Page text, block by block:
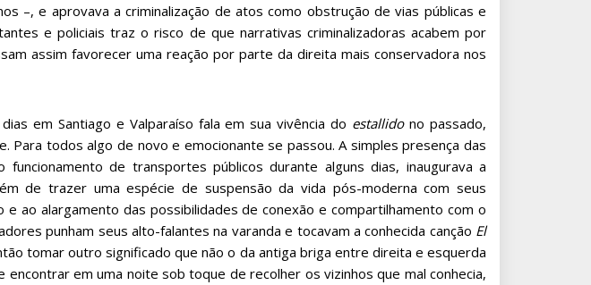
–, e aprovava a criminalização de atos como obstrução de vias públicas e
e policiais traz o risco de que narrativas criminalizadoras acabem por
assim favorecer uma reação por parte da direita mais conservadora nos
em Santiago e Valparaíso fala em sua vivência do estallidono passado,
todos algo de novo e emocionante se passou. A simples presença das
de transportes públicos durante alguns dias, inaugurava a
de trazer uma espécie de suspensão da vida pós-moderna com seus
ao alargamento das possibilidades de conexão e compartilhamento com o
punham seus alto-falantes na varanda e tocavam a conhecida canção El
tomar outro significado que não o da antiga briga entre direita e esquerda
em uma noite sob toque de recolher os vizinhos que mal conhecia,